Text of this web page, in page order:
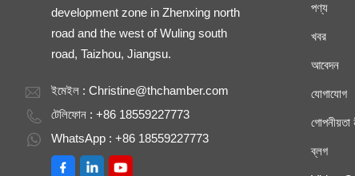
development zone in Zhenxing north
road and the west of Wuling south
road, Taizhou, Jiangsu.
ইমেইল :Christine@thchamber.com
টেলিফোন : +86 18559227773
WhatsApp : +86 18559227773
পণ্য
খবর
আবেদন
যোগাযোগ
গোপনীয়তা
ব্লগ